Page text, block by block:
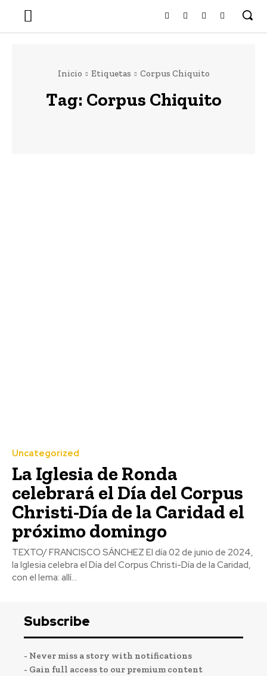
Inicio Etiquetas Corpus Chiquito
Tag: Corpus Chiquito
Uncategorized
La Iglesia de Ronda
celebrará el Día del Corpus
Christi-Día de la Caridad el
próximo domingo
TEXTO/ FRANCISCO SÁNCHEZ El día 02 de junio de 2024,
la Iglesia celebra el Día del Corpus Christi-Día de la Caridad,
con el lema: allí...
Subscribe
- Never miss a story with notifications
- Gain full access to our premium content